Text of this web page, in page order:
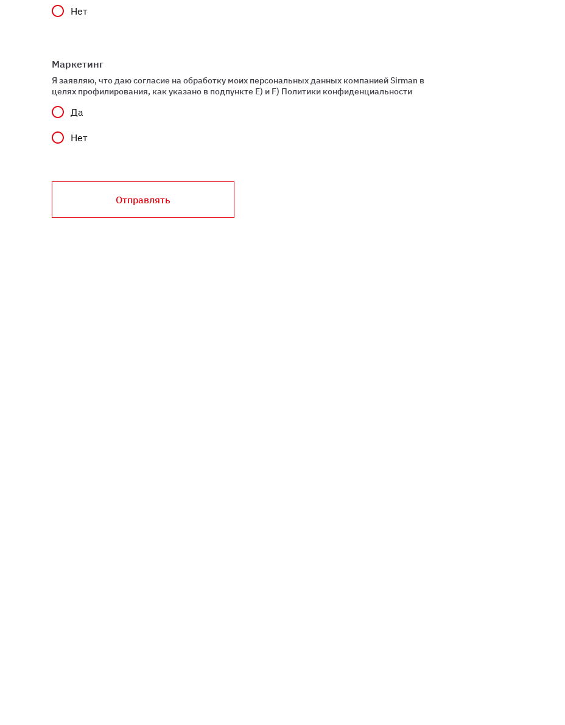
Нет
Маркетинг
Я заявляю, что даю согласие на обработку моих персональных данных компанией Sirman в
целях профилирования, как указано в подпункте E) и F) Политики конфиденциальности
Да
Нет
Отправлять